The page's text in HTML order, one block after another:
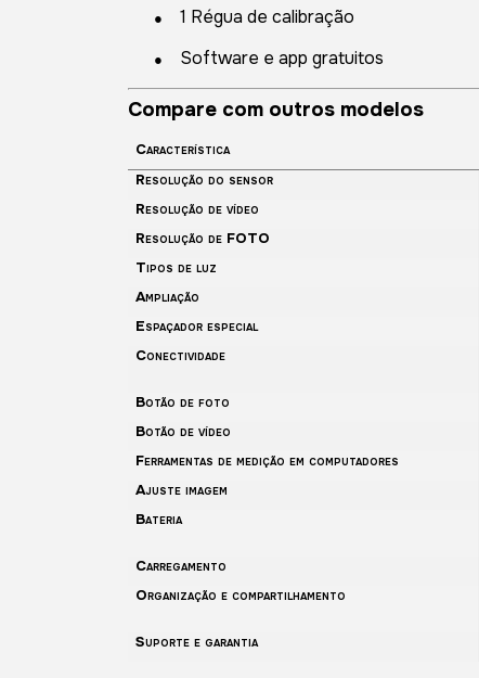
● 1 Régua de calibração
● Software e app gratuitos
Compare com outros modelos
Característica
Resolução do sensor
Resolução de vídeo
Resolução de FOTO
Tipos de luz
Ampliação
Espaçador especial
Conectividade
Botão de foto
Botão de vídeo
Ferramentas de medição em computadores
Ajuste imagem
Bateria
Carregamento
Organização e compartilhamento
Suporte e garantia